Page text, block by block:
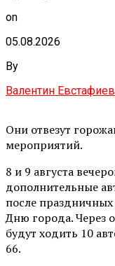
on
05.08.2026
By
Валентин Евстафиев
Они отвезут
мероприятий.
8 и 9 августа
дополнительные
после
Дню города. Через
будут ходить 10
66.